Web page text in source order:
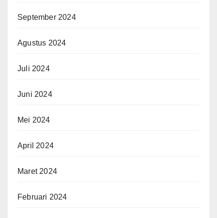
September 2024
Agustus 2024
Juli 2024
Juni 2024
Mei 2024
April 2024
Maret 2024
Februari 2024